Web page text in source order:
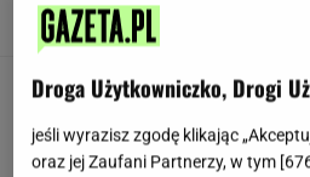
Nowe zdjęcie
sieci. Aktor schudł
Droga Użytkowniczko, Drogi
jeśli wyrazisz zgodę klikając
oraz jej Zaufani Partnerzy, w tym [